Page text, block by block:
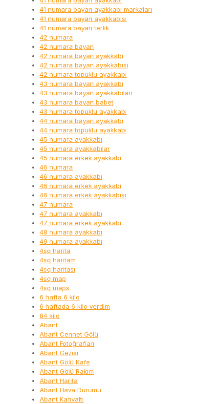
41 numara bayan ayakkabı markaları
41 numara bayan ayakkabısı
41 numara bayan terlik
42 numara
42 numara bayan
42 numara bayan ayakkabı
42 numara bayan ayakkabısı
42 numara topuklu ayakkabı
43 numara bayan ayakkabı
43 numara bayan ayakkabıları
43 numara bayan babet
43 numara topuklu ayakkabı
44 numara bayan ayakkabı
44 numara topuklu ayakkabı
45 numara ayakkabı
45 numara ayakkabılar
45 numara erkek ayakkabı
46 numara
46 numara ayakkabı
46 numara erkek ayakkabı
46 numara erkek ayakkabısı
47 numara
47 numara ayakkabı
47 numara erkek ayakkabı
48 numara ayakkabı
49 numara ayakkabı
4sq harita
4sq haritam
4sq haritası
4sq map
4sq maps
6 hafta 6 kilo
6 haftada 6 kilo verdim
84 kilo
Abant
Abant Cennet Gölü
Abant Fotoğrafları
Abant Gezisi
Abant Gölü Kafe
Abant Gölü Rakım
Abant Harita
Abant Hava Durumu
Abant Kahvaltı